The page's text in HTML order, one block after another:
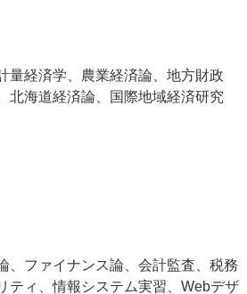
量経済学、農業経済論、地方財政
北海道経済論、国際地域経済研究
、ファイナンス論、会計監査、税務
ティ、情報システム実習、Webデザ